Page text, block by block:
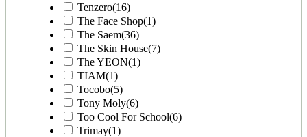
Tenzero(16)
The Face Shop(1)
The Saem(36)
The Skin House(7)
The YEON(1)
TIAM(1)
Tocobo(5)
Tony Moly(6)
Too Cool For School(6)
Trimay(1)